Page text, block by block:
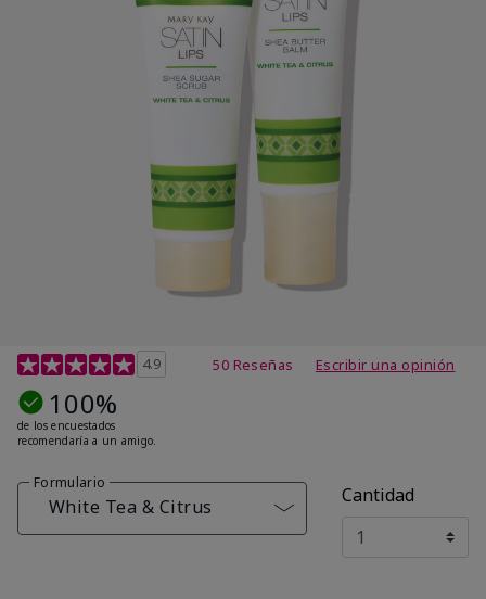
Calificación de clientes de 4,7 de 5
4.9 50 Reseñas Escribir una opinión
100%
de los encuestados
recomendaría a un amigo.
Formulario
White Tea & Citrus Cantidad